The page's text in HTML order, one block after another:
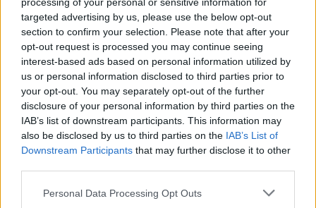
targeted advertising by us, please use the below opt-out
section to confirm your selection. Please note that after your
opt-out request is processed you may continue seeing
interest-based ads based on personal information utilized by
us or personal information disclosed to third parties prior to
your opt-out. You may separately opt-out of the further
disclosure of your personal information by third parties on the
IAB’s list of downstream participants. This information may
also be disclosed by us to third parties on the IAB’s List of
Downstream Participants that may further disclose it to other
Personal Data Processing Opt Outs
Επιλογές Που Ταιριάζουν
Ανακαλύψτε τα κοσμήματα που αγαπήθηκαν περισσότερο!
Εδώ θα βρείτε τις κορυφαίες επιλογές που ξεχωρίζουν για
το μοναδικό τους στυλ και την εξαιρετική τους ποιότητα.
ΧΡΥΣΌΣ 18 ΚΑΡΑΤΊΩΝ -10%